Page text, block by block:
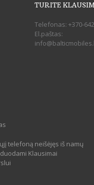
TURITE
Telefonas: +370-
El.paštas:
telefoną neišėjęs iš namų
Klausimai